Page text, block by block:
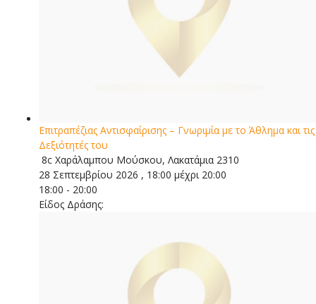
Επιτραπέζιας Αντισφαίρισης – Γνωριμία με το Άθλημα και τις
Δεξιότητές του
8c Χαράλαμπου Μούσκου, Λακατάμια 2310
28 Σεπτεμβρίου 2026 , 18:00 μέχρι 20:00
18:00 - 20:00
Είδος Δράσης: